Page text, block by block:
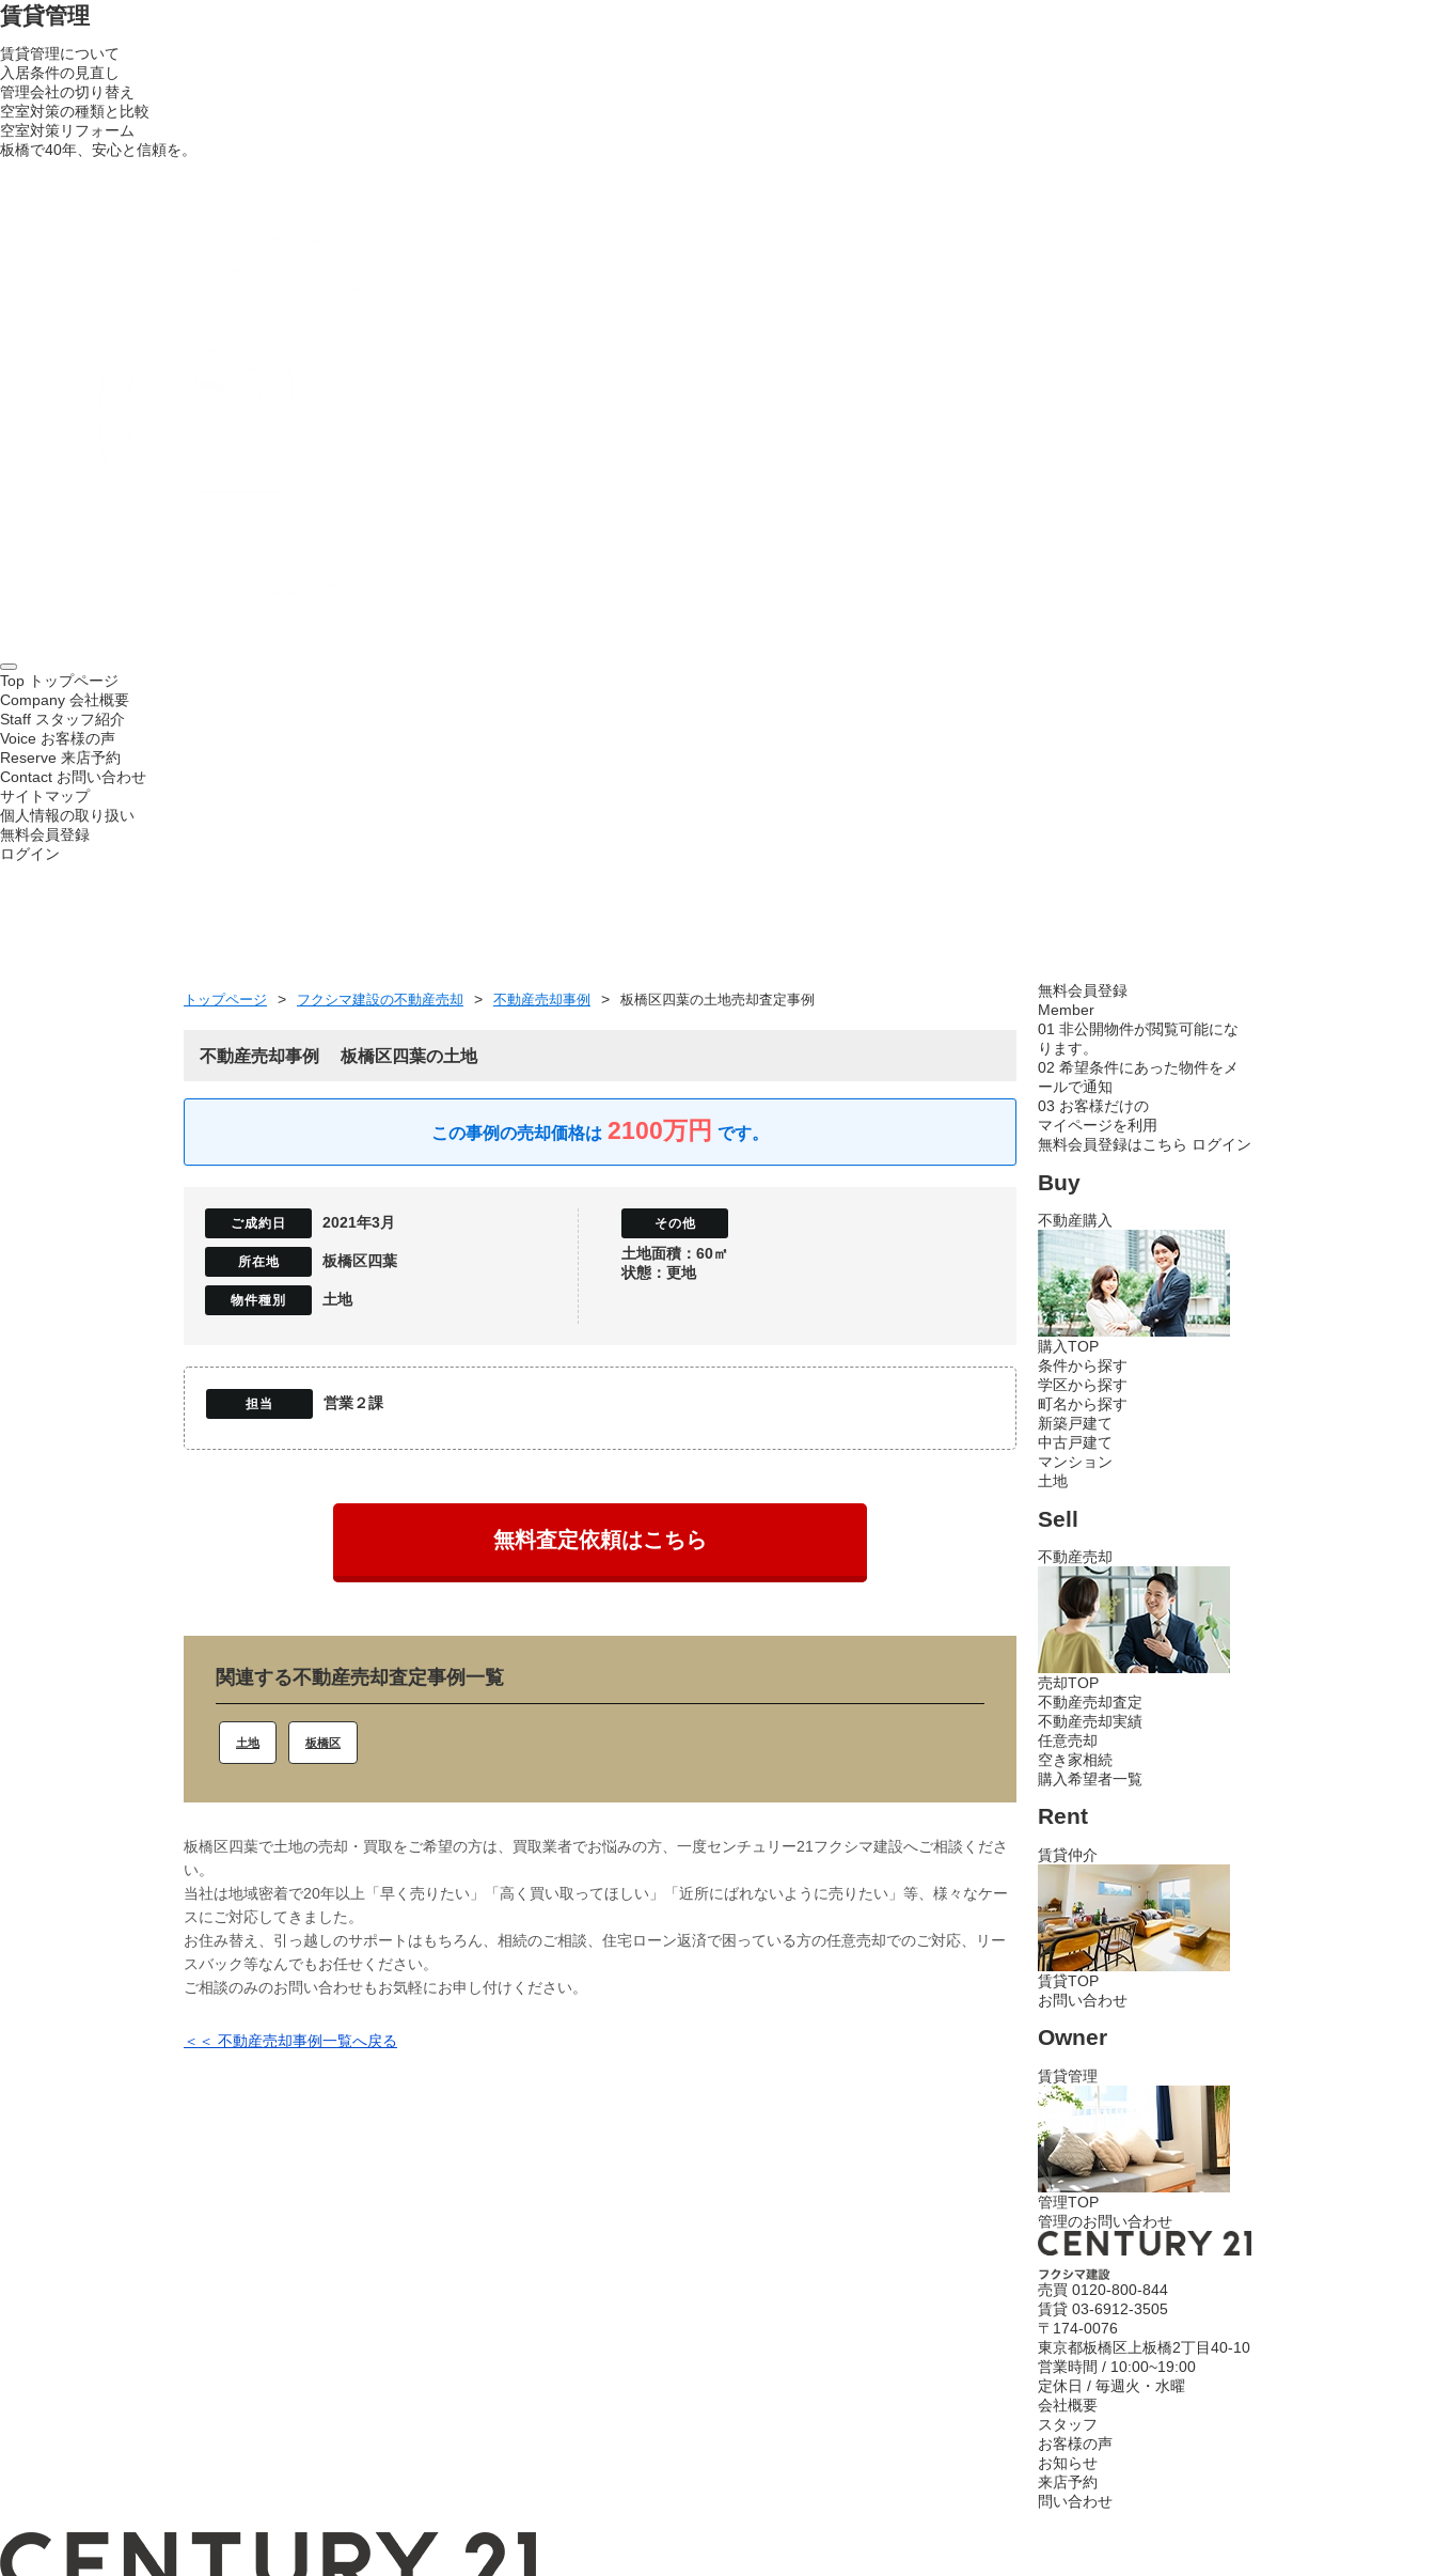
賃貸管理
賃貸管理について
入居条件の見直し
管理会社の切り替え
空室対策の種類と比較
空室対策リフォーム
板橋で40年、安心と信頼を。
Top トップページ
Company 会社概要
Staff スタッフ紹介
Voice お客様の声
Reserve 来店予約
Contact お問い合わせ
サイトマップ
個人情報の取り扱い
無料会員登録
ログイン
トップページ フクシマ建設の不動産売却 不動産売却事例 板橋区四葉の土地売却査定事例
不動産売却事例 板橋区四葉の土地
2100万円
2021年3月
板橋区四葉
土地
土地面積：60㎡
状態：更地
営業２課
無料査定依頼はこちら
関連する不動産売却査定事例一覧
土地 板橋区
板橋区四葉で土地の売却・買取をご希望の方は、買取業者でお悩みの方、一度センチュリー21フクシマ建設へご相談くださ
い。
当社は地域密着で20年以上「早く売りたい」「高く買い取ってほしい」「近所にばれないように売りたい」等、様々なケー
スにご対応してきました。
お住み替え、引っ越しのサポートはもちろん、相続のご相談、住宅ローン返済で困っている方の任意売却でのご対応、リー
スバック等なんでもお任せください。
ご相談のみのお問い合わせもお気軽にお申し付けください。
＜＜ 不動産売却事例一覧へ戻る
無料会員登録
Member
01 非公開物件が閲覧可能にな
ります。
02 希望条件にあった物件をメ
ールで通知
03 お客様だけの
マイページを利用
無料会員登録はこちら ログイン
Buy
不動産購入
購入TOP
条件から探す
学区から探す
町名から探す
新築戸建て
中古戸建て
マンション
土地
Sell
不動産売却
売却TOP
不動産売却査定
不動産売却実績
任意売却
空き家相続
購入希望者一覧
Rent
賃貸仲介
賃貸TOP
お問い合わせ
Owner
賃貸管理
管理TOP
管理のお問い合わせ
売買 0120-800-844
賃貸 03-6912-3505
〒174-0076
東京都板橋区上板橋2丁目40-10
営業時間 / 10:00~19:00
定休日 / 毎週火・水曜
会社概要
スタッフ
お客様の声
お知らせ
来店予約
問い合わせ